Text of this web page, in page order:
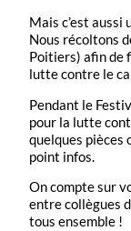
Mais c’est aussi
Nous récoltons
Poitiers) afin de
lutte contre le
Pendant le
pour la lutte
quelques pièces
point infos.
On compte sur
entre collègues
tous ensemble !